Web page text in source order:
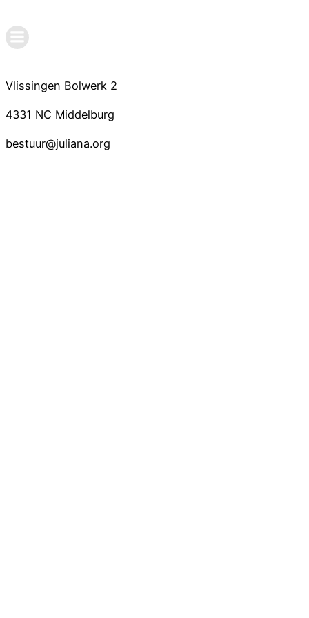
naar
de
Vlissingen Bolwerk 2
4331 NC Middelburg
bestuur@juliana.org